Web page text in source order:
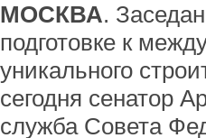
МОСКВА.
подготовке к
уникального
сегодня сенатор
служба Совета